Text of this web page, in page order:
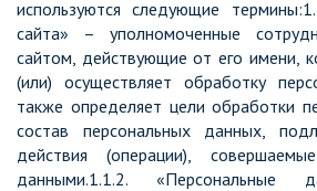
используются следующие
сайта» – уполномоченные
сайтом, действующие от его имени,
(или) осуществляет обработку
также определяет цели обработки
состав персональных данных,
действия (операции),
данными.1.1.2.